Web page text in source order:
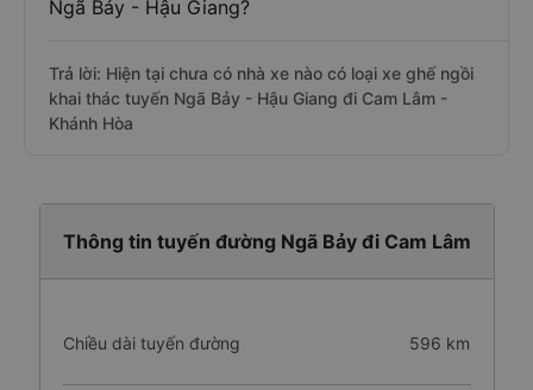
Ngã Bảy - Hậu Giang?
Trả lời: Hiện tại chưa có nhà xe nào có loại xe ghế ngồi
khai thác tuyến Ngã Bảy - Hậu Giang đi Cam Lâm -
Khánh Hòa
Thông tin tuyến đường Ngã Bảy đi Cam Lâm
Chiều dài tuyến đường 596 km